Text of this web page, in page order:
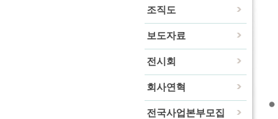
조직도
보도자료
전시회
회사연혁
전국사업본부모집